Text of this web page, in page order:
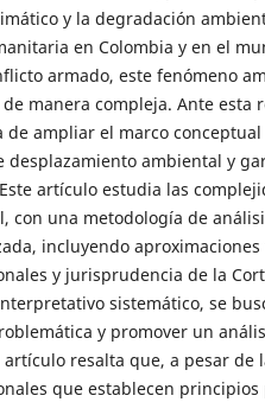
y la degradación
en Colombia y en el
armado, este fenómeno
manera compleja. Ante esta
de ampliar el marco
desplazamiento ambiental y
artículo estudia las
con una metodología de
incluyendo
y jurisprudencia de la
sistemático, se
y promover un
resalta que, a pesar de
que establecen